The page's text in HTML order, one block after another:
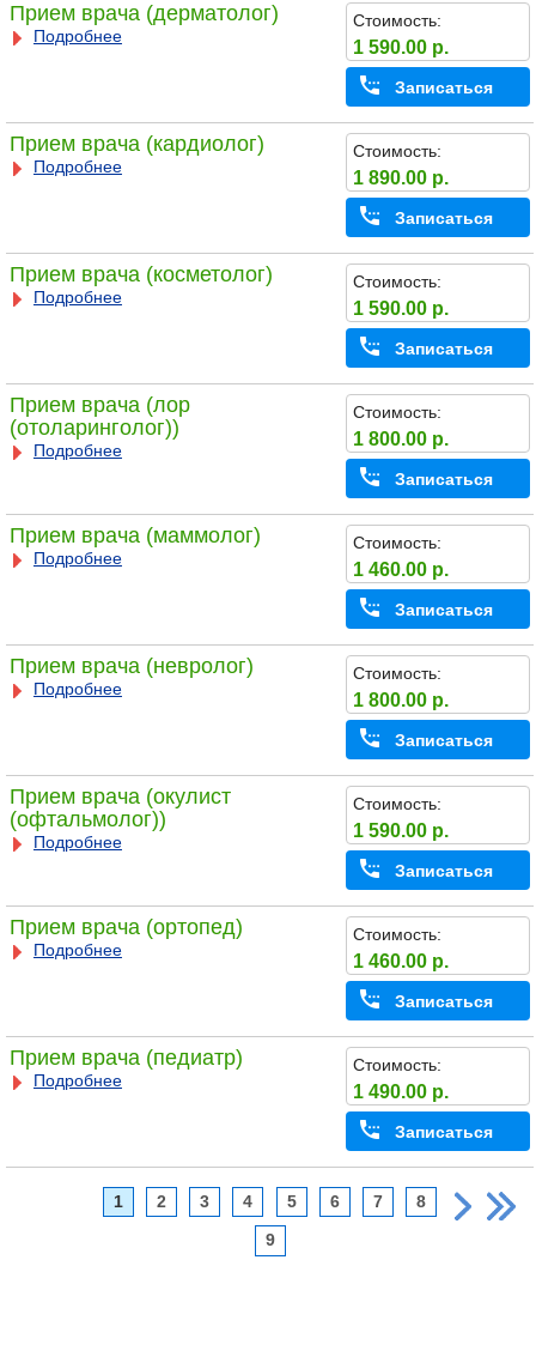
Прием врача (дерматолог)
Подробнее
Стоимость:
1 590.00 р.
Записаться
Прием врача (кардиолог)
Подробнее
Стоимость:
1 890.00 р.
Записаться
Прием врача (косметолог)
Подробнее
Стоимость:
1 590.00 р.
Записаться
Прием врача (лор
(отоларинголог))
Подробнее
Стоимость:
1 800.00 р.
Записаться
Прием врача (маммолог)
Подробнее
Стоимость:
1 460.00 р.
Записаться
Прием врача (невролог)
Подробнее
Стоимость:
1 800.00 р.
Записаться
Прием врача (окулист
(офтальмолог))
Подробнее
Стоимость:
1 590.00 р.
Записаться
Прием врача (ортопед)
Подробнее
Стоимость:
1 460.00 р.
Записаться
Прием врача (педиатр)
Подробнее
Стоимость:
1 490.00 р.
Записаться
1 2 3 4 5 6 7 8
9